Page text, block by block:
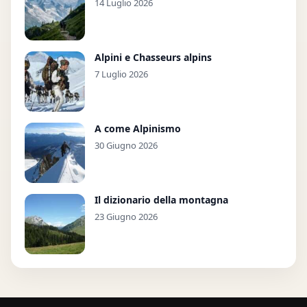
14 Luglio 2026
Alpini e Chasseurs alpins
7 Luglio 2026
A come Alpinismo
30 Giugno 2026
Il dizionario della montagna
23 Giugno 2026